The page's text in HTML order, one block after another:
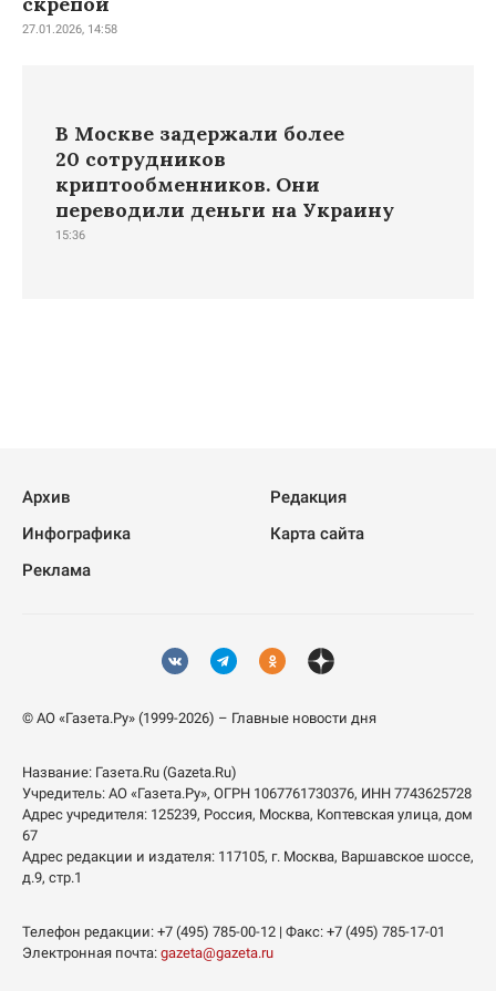
27.01.2026, 14:58
В Москве задержали более
20 сотрудников
криптообменников. Они
переводили деньги на Украину
15:36
Архив
Редакция
Инфографика
Карта сайта
Реклама
© АО «Газета.Ру» (1999-2026) – Главные новости дня
Название: Газета.Ru (Gazeta.Ru)
Учредитель: АО «Газета.Ру», ОГРН 1067761730376, ИНН 7743625728
Адрес учредителя: 125239, Россия, Москва, Коптевская улица, дом
67
Адрес редакции и издателя: 117105, г. Москва, Варшавское шоссе,
д.9, стр.1
Телефон редакции: +7 (495) 785-00-12 | Факс: +7 (495) 785-17-01
Электронная почта: gazeta@gazeta.ru